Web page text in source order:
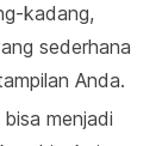
kadang,
sederhana
Anda.
menjadi